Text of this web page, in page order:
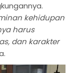
kehidupan
harus
dan karakter